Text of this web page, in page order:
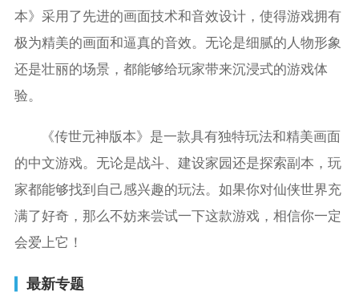
本》采用了先进的画面技术和音效设计，使得游戏拥有
极为精美的画面和逼真的音效。无论是细腻的人物形象
还是壮丽的场景，都能够给玩家带来沉浸式的游戏体
验。
《传世元神版本》是一款具有独特玩法和精美画面
的中文游戏。无论是战斗、建设家园还是探索副本，玩
家都能够找到自己感兴趣的玩法。如果你对仙侠世界充
满了好奇，那么不妨来尝试一下这款游戏，相信你一定
会爱上它！
最新专题